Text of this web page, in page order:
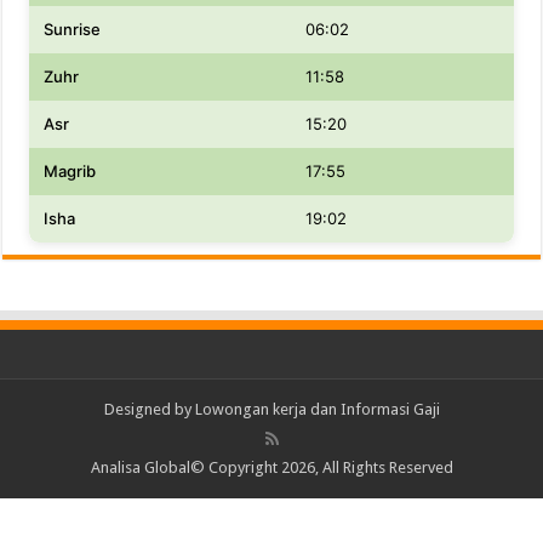
Sunrise 06:02
Zuhr 11:58
Asr 15:20
Magrib 17:55
Isha 19:02
Designed by Lowongan kerja dan Informasi Gaji
Analisa Global© Copyright 2026, All Rights Reserved